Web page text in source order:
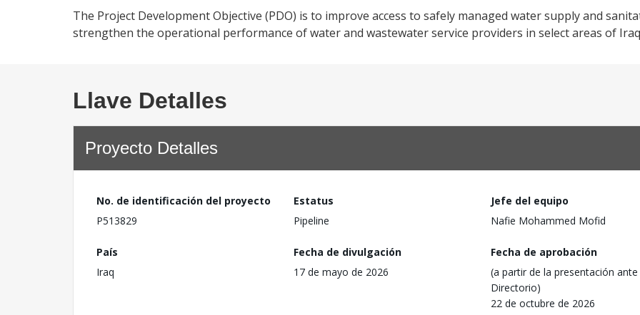
The Project Development Objective (PDO) is to improve access to safely managed water supply and
strengthen the operational performance of water and wastewater service providers in select areas of
Llave Detalles
Proyecto Detalles
No. de identificación del proyecto
P513829
Estatus
Pipeline
Jefe del equipo
Nafie Mohammed Mofid
País
Iraq
Fecha de divulgación
17 de mayo de 2026
Fecha de aprobación
(a partir de la presentación ante
Directorio)
22 de octubre de 2026